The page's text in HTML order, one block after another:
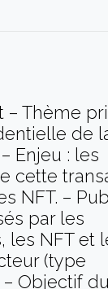
– Thème
de
Enjeu : les
cette
NFT. –
par les
les NFT et
(type
– Objectif